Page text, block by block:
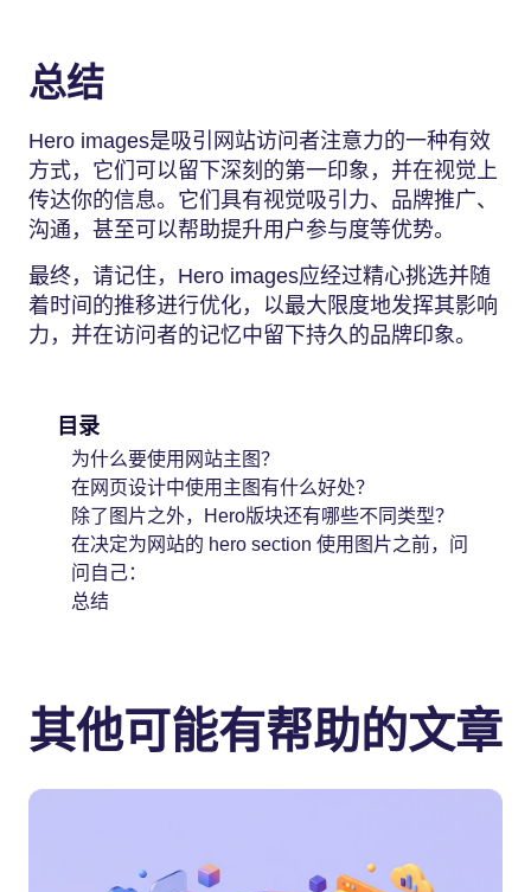
总结
Hero images是吸引网站访问者注意力的一种有效
方式，它们可以留下深刻的第一印象，并在视觉上
传达你的信息。它们具有视觉吸引力、品牌推广、
沟通，甚至可以帮助提升用户参与度等优势。
最终，请记住，Hero images应经过精心挑选并随
着时间的推移进行优化，以最大限度地发挥其影响
力，并在访问者的记忆中留下持久的品牌印象。
目录
为什么要使用网站主图？
在网页设计中使用主图有什么好处？
除了图片之外，Hero版块还有哪些不同类型？
在决定为网站的 hero section 使用图片之前，问
问自己：
总结
其他可能有帮助的文章